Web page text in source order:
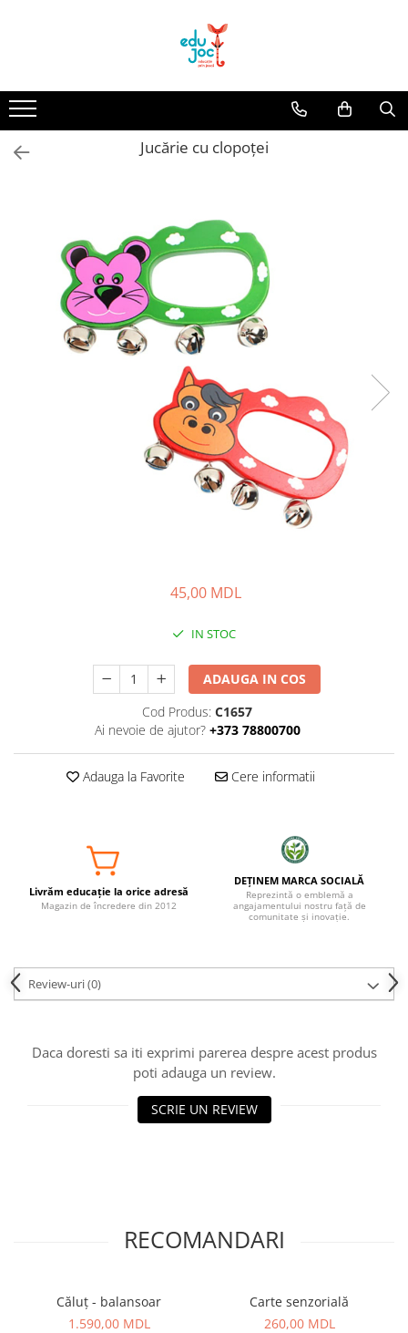
1-2 ani
3-4 ani
5-7 ani
Jucărie cu clopoței
45,00 MDL
IN STOC
ADAUGA IN COS
Cod Produs: C1657
Ai nevoie de ajutor? +373 78800700
Adauga la Favorite Cere informatii
Livrăm educație la orice adresă
Magazin de încredere din 2012
DEȚINEM MARCA SOCIALĂ
Reprezintă o emblemă a
angajamentului nostru față de
comunitate și inovație.
Review-uri(0)
Daca doresti sa iti exprimi parerea despre acest produs
poti adauga un review.
SCRIE UN REVIEW
RECOMANDARI
Căluț - balansoar
1.590,00 MDL
Carte senzorială
260,00 MDL